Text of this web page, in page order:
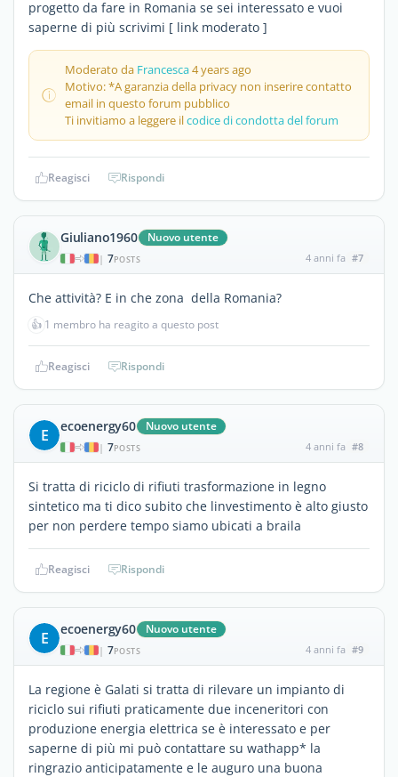
progetto da fare in Romania se sei interessato e vuoi
saperne di più scrivimi [ link moderato ]
Moderato da Francesca4 years ago
Motivo: *A garanzia della privacy non inserire contatto
email in questo forum pubblico
Ti invitiamo a leggere ilcodice di condotta del forum
Reagisci Rispondi
Giuliano1960 Nuovo utente
| 7POSTS 4 anni fa #7
Che attività? E in che zona della Romania?
👍 1 membro ha reagito a questo post
Reagisci Rispondi
E ecoenergy60 Nuovo utente
| 7POSTS 4 anni fa #8
Si tratta di riciclo di rifiuti trasformazione in legno
sintetico ma ti dico subito che linvestimento è alto giusto
per non perdere tempo siamo ubicati a braila
Reagisci Rispondi
E ecoenergy60 Nuovo utente
| 7POSTS 4 anni fa #9
La regione è Galati si tratta di rilevare un impianto di
riciclo sui rifiuti praticamente due inceneritori con
produzione energia elettrica se è interessato e per
saperne di più mi può contattare su wathapp* la
ringrazio anticipatamente e le auguro una buona